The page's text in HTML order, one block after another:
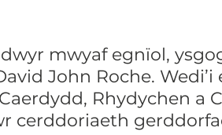
mwyaf egnïol,
John Roche.
Rhydychen a
cerddoriaeth